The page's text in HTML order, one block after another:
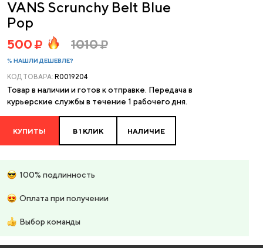
VANS Scrunchy Belt Blue
Pop
500 1010
% НАШЛИ ДЕШЕВЛЕ?
КОД ТОВАРА: R0019204
Товар в наличии и готов к отправке. Передача в
курьерские службы в течение 1 рабочего дня.
КУПИТЬ! В 1 КЛИК НАЛИЧИЕ
100% подлинность
Оплата при получении
Выбор команды